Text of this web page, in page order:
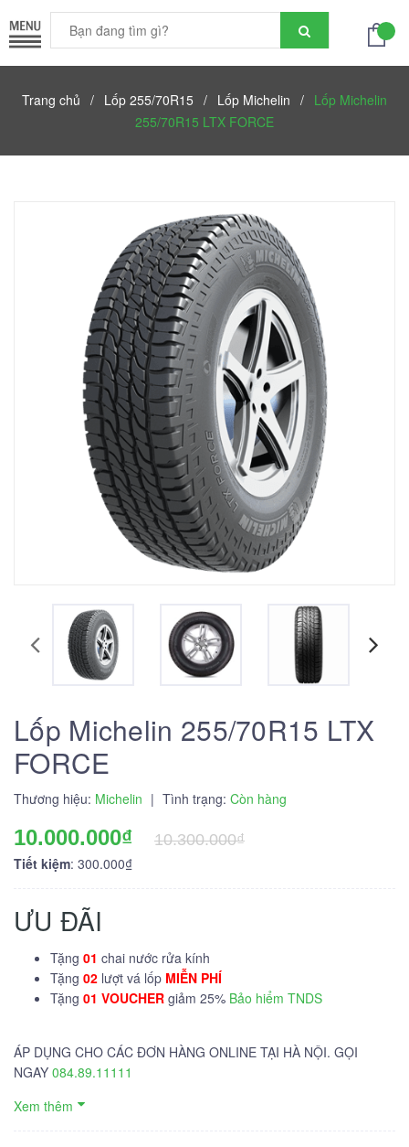
Trang chủ / Lốp 255/70R15 / Lốp Michelin / Lốp Michelin
255/70R15 LTX FORCE
Lốp Michelin 255/70R15 LTX
FORCE
Thương hiệu: Michelin | Tình trạng: Còn hàng
10.000.000₫
10.300.000₫
Tiết kiệm: 300.000₫
ƯU ĐÃI
Tặng 01 chai nước rửa kính
Tặng 02 lượt vá lốp MIỄN PHÍ
Tặng 01 VOUCHER giảm 25% Bảo hiểm TNDS
ÁP DỤNG CHO CÁC ĐƠN HÀNG ONLINE TẠI HÀ NỘI. GỌI
NGAY 084.89.11111
Xem thêm